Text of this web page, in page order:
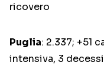
ricovero
Puglia: 2.337; +51
intensiva, 3 decessi